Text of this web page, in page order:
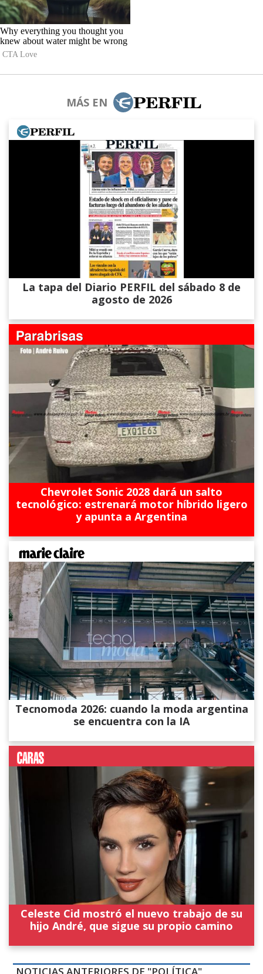
MÁS EN
La tapa del Diario PERFIL del sábado 8 de
agosto de 2026
Chevrolet Sonic 2028 dará un salto
tecnológico: estrenará motor híbrido ligero
y apunta a Argentina
Tecnomoda 2026: cuando la moda argentina
se encuentra con la IA
Celeste Cid mostró el nuevo trabajo de su
hijo André, que sigue su propio camino
NOTICIAS ANTERIORES DE "POLÍTICA"